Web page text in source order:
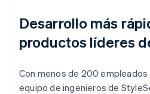
Desarrollo más
productos líderes
Con menos de 200
equipo de ingenieros de